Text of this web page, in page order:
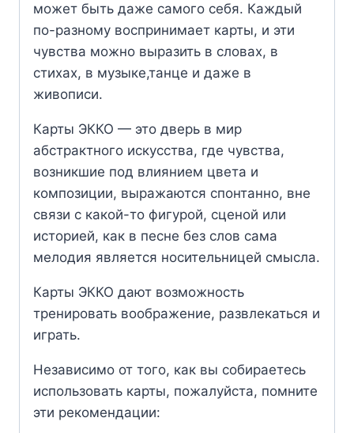
может быть даже самого себя. Каждый
по-разному воспринимает карты, и эти
чувства можно выразить в словах, в
стихах, в музыке,танце и даже в
живописи.
Карты ЭККО — это дверь в мир
абстрактного искусства, где чувства,
возникшие под влиянием цвета и
композиции, выражаются спонтанно, вне
связи с какой-то фигурой, сценой или
историей, как в песне без слов сама
мелодия является носительницей смысла.
Карты ЭККО дают возможность
тренировать воображение, развлекаться и
играть.
Независимо от того, как вы собираетесь
использовать карты, пожалуйста, помните
эти рекомендации: